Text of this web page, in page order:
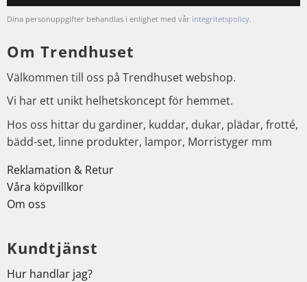
Dina personuppgifter behandlas i enlighet med vår integritetspolicy.
Om Trendhuset
Välkommen till oss på Trendhuset webshop.
Vi har ett unikt helhetskoncept för hemmet.
Hos oss hittar du gardiner, kuddar, dukar, plädar, frotté,
bädd-set, linne produkter, lampor, Morristyger mm
Reklamation & Retur
Våra köpvillkor
Om oss
Kundtjänst
Hur handlar jag?